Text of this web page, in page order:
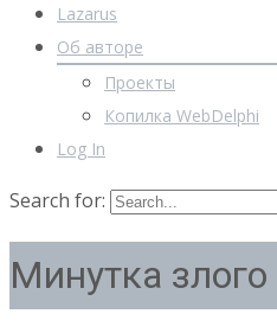
Lazarus
Об авторе
Проекты
Копилка WebDelphi
Log In
Search for:
Минутка